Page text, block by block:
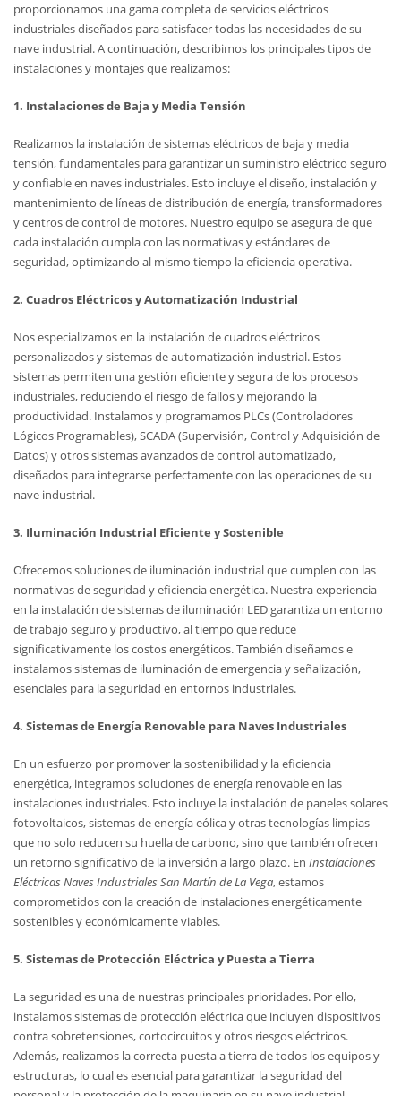
proporcionamos una gama completa de servicios eléctricos
industriales diseñados para satisfacer todas las necesidades de su
nave industrial. A continuación, describimos los principales tipos de
instalaciones y montajes que realizamos:
1. Instalaciones de Baja y Media Tensión
Realizamos la instalación de sistemas eléctricos de baja y media
tensión, fundamentales para garantizar un suministro eléctrico seguro
y confiable en naves industriales. Esto incluye el diseño, instalación y
mantenimiento de líneas de distribución de energía, transformadores
y centros de control de motores. Nuestro equipo se asegura de que
cada instalación cumpla con las normativas y estándares de
seguridad, optimizando al mismo tiempo la eficiencia operativa.
2. Cuadros Eléctricos y Automatización Industrial
Nos especializamos en la instalación de cuadros eléctricos
personalizados y sistemas de automatización industrial. Estos
sistemas permiten una gestión eficiente y segura de los procesos
industriales, reduciendo el riesgo de fallos y mejorando la
productividad. Instalamos y programamos PLCs (Controladores
Lógicos Programables), SCADA (Supervisión, Control y Adquisición de
Datos) y otros sistemas avanzados de control automatizado,
diseñados para integrarse perfectamente con las operaciones de su
nave industrial.
3. Iluminación Industrial Eficiente y Sostenible
Ofrecemos soluciones de iluminación industrial que cumplen con las
normativas de seguridad y eficiencia energética. Nuestra experiencia
en la instalación de sistemas de iluminación LED garantiza un entorno
de trabajo seguro y productivo, al tiempo que reduce
significativamente los costos energéticos. También diseñamos e
instalamos sistemas de iluminación de emergencia y señalización,
esenciales para la seguridad en entornos industriales.
4. Sistemas de Energía Renovable para Naves Industriales
En un esfuerzo por promover la sostenibilidad y la eficiencia
energética, integramos soluciones de energía renovable en las
instalaciones industriales. Esto incluye la instalación de paneles solares
fotovoltaicos, sistemas de energía eólica y otras tecnologías limpias
que no solo reducen su huella de carbono, sino que también ofrecen
un retorno significativo de la inversión a largo plazo. En Instalaciones
Eléctricas Naves Industriales San Martín de La Vega, estamos
comprometidos con la creación de instalaciones energéticamente
sostenibles y económicamente viables.
5. Sistemas de Protección Eléctrica y Puesta a Tierra
La seguridad es una de nuestras principales prioridades. Por ello,
instalamos sistemas de protección eléctrica que incluyen dispositivos
contra sobretensiones, cortocircuitos y otros riesgos eléctricos.
Además, realizamos la correcta puesta a tierra de todos los equipos y
estructuras, lo cual es esencial para garantizar la seguridad del